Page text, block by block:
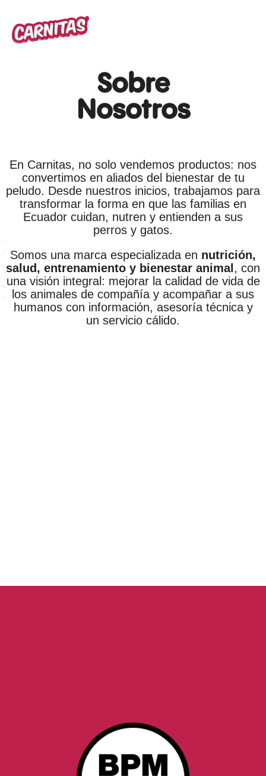
Sobre
Nosotros
En Carnitas, no solo vendemos productos: nos
convertimos en aliados del bienestar de tu
peludo. Desde nuestros inicios, trabajamos para
transformar la forma en que las familias en
Ecuador cuidan, nutren y entienden a sus
perros y gatos.
Somos una marca especializada en nutrición,
salud, entrenamiento y bienestar animal , con
una visión integral: mejorar la calidad de vida de
los animales de compañía y acompañar a sus
humanos con información, asesoría técnica y
un servicio cálido.